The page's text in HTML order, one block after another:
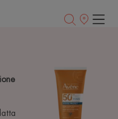
Punti